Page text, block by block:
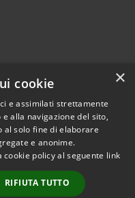
© 2026 • Comune di
Gandolfo • Powered by
Municipium•
Accesso
×
cookie
e assimilati strettamente
alla navigazione del sito,
al solo fine di elaborare
e anonime.
policy al seguente link
RIFIUTA TUTTO